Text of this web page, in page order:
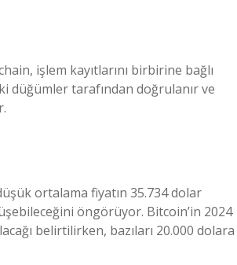
işlem kayıtlarını birbirine bağlı
düğümler tarafından doğrulanır ve
ortalama fiyatın 35.734 dolar
öngörüyor. Bitcoin’in 2024
belirtilirken, bazıları 20.000 dolara